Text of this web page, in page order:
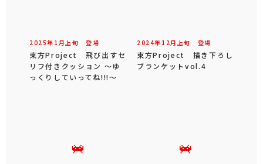
2025年 1 月 上旬 登場
東方Project 飛び出すセ
リフ付きクッション ～ゆ
っくりしていってね!!!～
2024年 12 月 上旬 登場
東方Project 描き下ろし
ブランケットvol.4